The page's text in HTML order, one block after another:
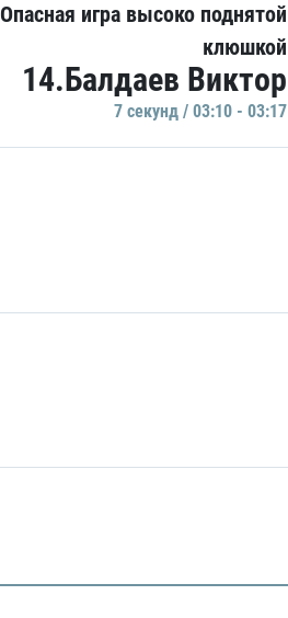
Опасная игра высоко поднятой
клюшкой
14.Балдаев Виктор
7 секунд / 03:10 - 03:17